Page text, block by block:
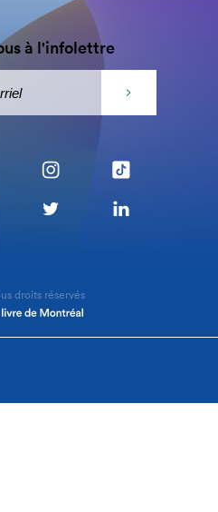
à l'infolettre
droits réservés